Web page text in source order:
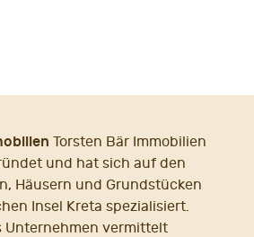
Torsten Bär Immobilien
und hat sich auf den
Häusern und Grundstücken
Insel Kreta spezialisiert.
Unternehmen vermittelt